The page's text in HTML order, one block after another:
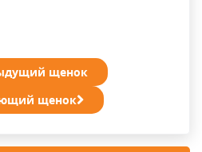
щенок
щенок